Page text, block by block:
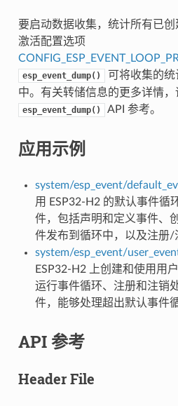
要启动数据收集，统计所有已
激活配置选项
esp_event_dump()
可将收集的
中。有关转储信息的更多详情，
esp_event_dump() API 参考。
应用示例
system/esp_event/
用 ESP32-H2 的默认事件循
件，包括声明和定义事件、
件发布到循环中，以及注册/
system/esp_event/
ESP32-H2 上创建和使用用
运行事件循环、注册和注销
件，能够处理超出默认事件
API 参考
Header File